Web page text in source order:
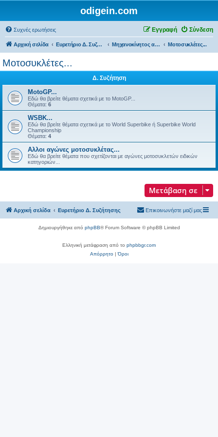
odigein.com
Συχνές ερωτήσεις Σύνδεση
Εγγραφή
Αρχική σελίδα Ευρετήριο Δ. Συζήτησης Μηχανοκίνητος αθλητισμός και μη... Μοτοσυκλέτες...
Μοτοσυκλέτες...
Δ. Συζήτηση
MotoGP...
Εδώ θα βρείτε θέματα σχετικά με τo MotoGP...
Θέματα: 6
WSBK...
Εδώ θα βρείτε θέματα σχετικά με τo World Superbike ή Superbike World
Championship
Θέματα: 4
Αλλοι αγώνες μοτοσυκλέτας...
Εδώ θα βρείτε θέματα που σχετίζονται με αγώνες μοτοσυκλετών ειδικών
κατηγοριών...
Μετάβαση σε
Αρχική σελίδα Ευρετήριο Δ. Συζήτησης Επικοινωνήστε μαζί μας
Δημιουργήθηκε από phpBB® Forum Software © phpBB Limited
Ελληνική μετάφραση από το phpbbgr.com
Απόρρητο|Όροι